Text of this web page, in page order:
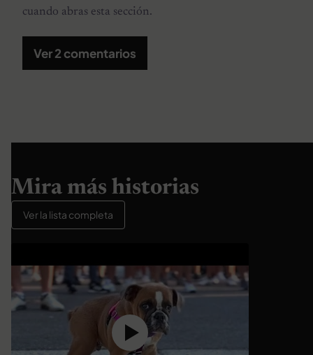
cuando abras esta sección.
Ver 2 comentarios
Mira más historias
Ver la lista completa